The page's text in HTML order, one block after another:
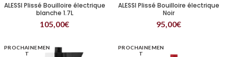
ALESSI Plissé Bouilloire électrique
blanche 1.7L
105,00€
ALESSI Plissé Bouilloire électrique
Noir
95,00€
PROCHAINEMEN
T
PROCHAINEMEN
T